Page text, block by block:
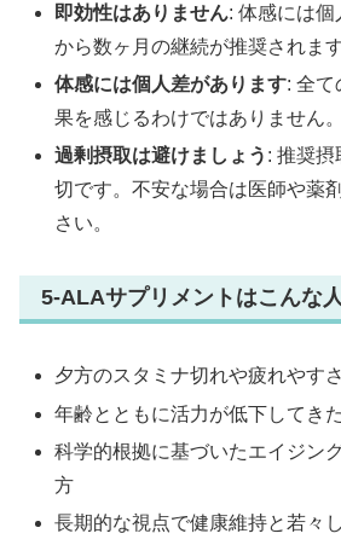
即効性はありません: 体感には個
から数ヶ月の継続が推奨されます
体感には個人差があります: 全て
果を感じるわけではありません。
過剰摂取は避けましょう : 推奨摂
切です。不安な場合は医師や薬
さい。
5-ALAサプリメントはこんな
夕方のスタミナ切れや疲れやす
年齢とともに活力が低下してき
科学的根拠に基づいたエイジン
方
長期的な視点で健康維持と若々